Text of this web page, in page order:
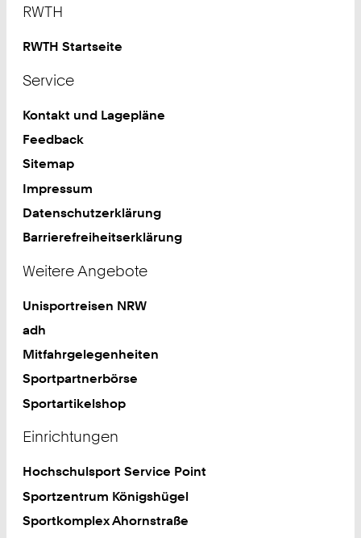
RWTH
RWTH Startseite
Service
Kontakt und Lagepläne
Feedback
Sitemap
Impressum
Datenschutzerklärung
Barrierefreiheitserklärung
Weitere Angebote
Unisportreisen NRW
adh
Mitfahrgelegenheiten
Sportpartnerbörse
Sportartikelshop
Einrichtungen
Hochschulsport Service Point
Sportzentrum Königshügel
Sportkomplex Ahornstraße